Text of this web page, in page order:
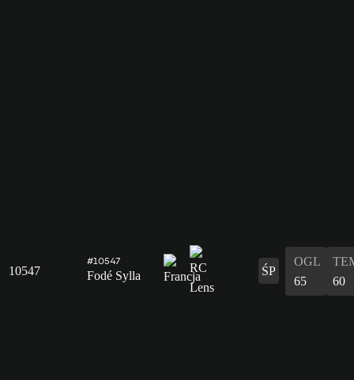
10547
#10547
Fodé Sylla ŚP
OGL
65
60